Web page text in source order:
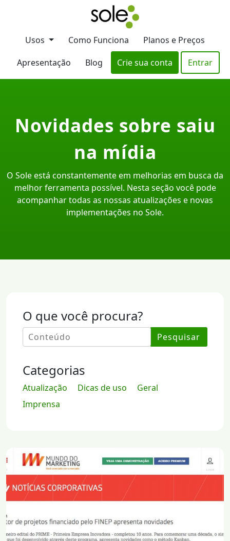
Usos Como Funciona
Planos e Preços
Apresentação
Blog Crie sua conta Entrar
Novidades sobre saiu
na mídia
O Sole está constantemente em melhorias em busca da
melhor ferramenta possível. Nesta seção você pode
acompanhar todas as nossas atualizações e novas
implementações no Sole.
O que você procura?
Pesquisar
Categorias
Atualização Dicas de uso
Geral
Imprensa